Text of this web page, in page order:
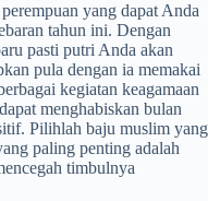
yang dapat Anda
tahun ini. Dengan
pasti putri Anda akan
pula dengan ia memakai
kegiatan keagamaan
menghabiskan bulan
Pilihlah baju muslim yang
paling penting adalah
timbulnya